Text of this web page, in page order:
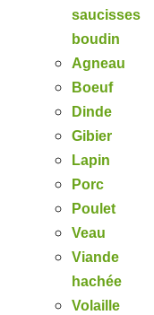
saucisses
boudin
Agneau
Boeuf
Dinde
Gibier
Lapin
Porc
Poulet
Veau
Viande
hachée
Volaille